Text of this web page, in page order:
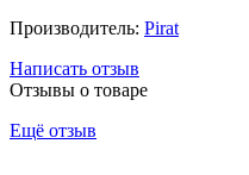
Производитель: Pirat
Написать отзыв
Отзывы о товаре
Ещё отзыв